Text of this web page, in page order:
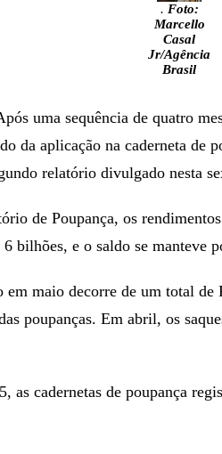
. Foto:
Marcello
Casal
Jr/Agência
Brasil
uma sequência de quatro
da aplicação na caderneta de
relatório divulgado nesta
de Poupança, os
bilhões, e o saldo se manteve
maio decorre de um total de
poupanças. Em abril, os
as cadernetas de poupança